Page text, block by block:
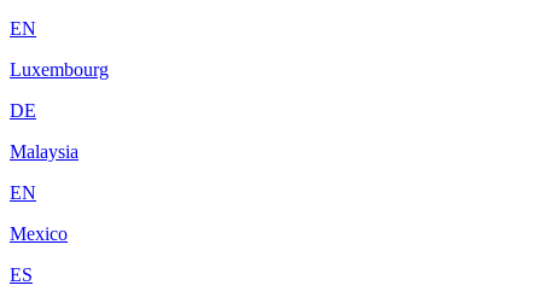
EN
Luxembourg
DE
Malaysia
EN
Mexico
ES